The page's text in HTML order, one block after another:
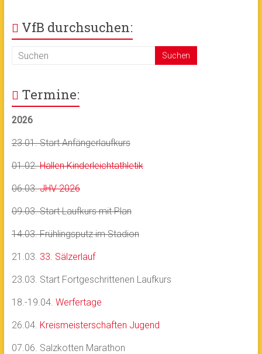
VfB durchsuchen:
Termine:
2026
23.01. Start Anfängerlaufkurs
01.02.Hallen Kinderleichtathletik
06.03.JHV 2026
09.03. Start Laufkurs mit Plan
14.03. Frühlingsputz im Stadion
21.03. 33. Sälzerlauf
23.03. Start Fortgeschrittenen Laufkurs
18.-19.04. Werfertage
26.04. Kreismeisterschaften Jugend
07.06. Salzkotten Marathon